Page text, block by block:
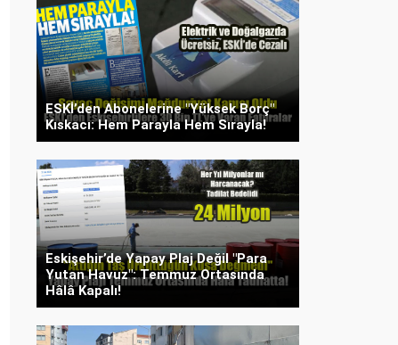
ESKİ’den Abonelerine "Yüksek Borç"
Kıskacı: Hem Parayla Hem Sırayla!
Eskişehir’de Yapay Plaj Değil "Para
Yutan Havuz": Temmuz Ortasında
Hâlâ Kapalı!